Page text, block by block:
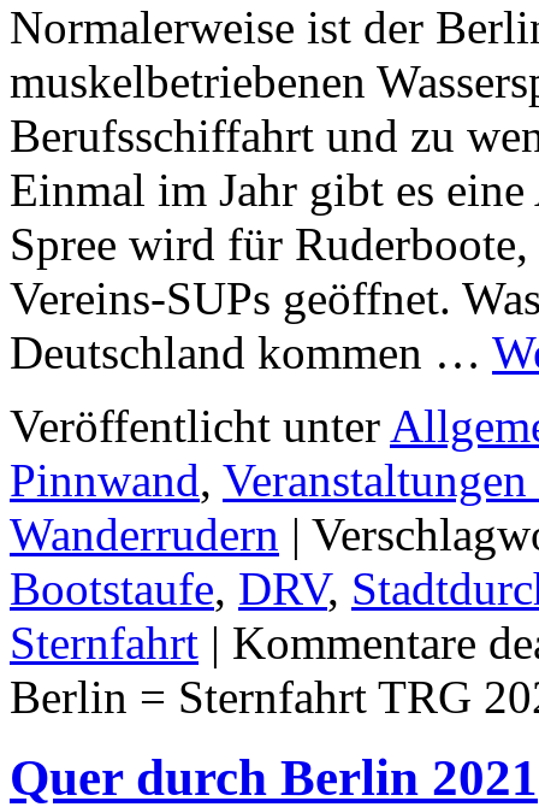
Normalerweise ist der
muskelbetriebenen
Berufsschiffahrt und zu
Einmal im Jahr gibt es
Spree wird für
Vereins-SUPs geöffnet.
Deutschland kommen …
Veröffentlicht unter
Pinnwand,
Wanderrudern |
Bootstaufe, DRV,
Sternfahrt | Kommentare
Berlin = Sternfahrt TRG
Quer durch Berlin 2021